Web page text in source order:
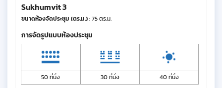
Sukhumvit 3
ขนาดห้องจัดประชุม (ตร.ม.): 75 ตร.ม.
การจัดรูปแบบห้องประชุม
50 ที่นั่ง 30 ที่นั่ง 40 ที่นั่ง